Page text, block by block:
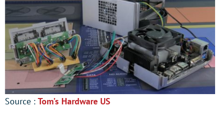
Source : Tom’s Hardware US